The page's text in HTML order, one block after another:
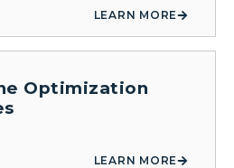
LEARN MORE
Optimization
LEARN MORE